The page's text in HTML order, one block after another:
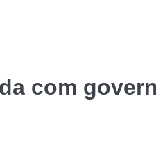
com